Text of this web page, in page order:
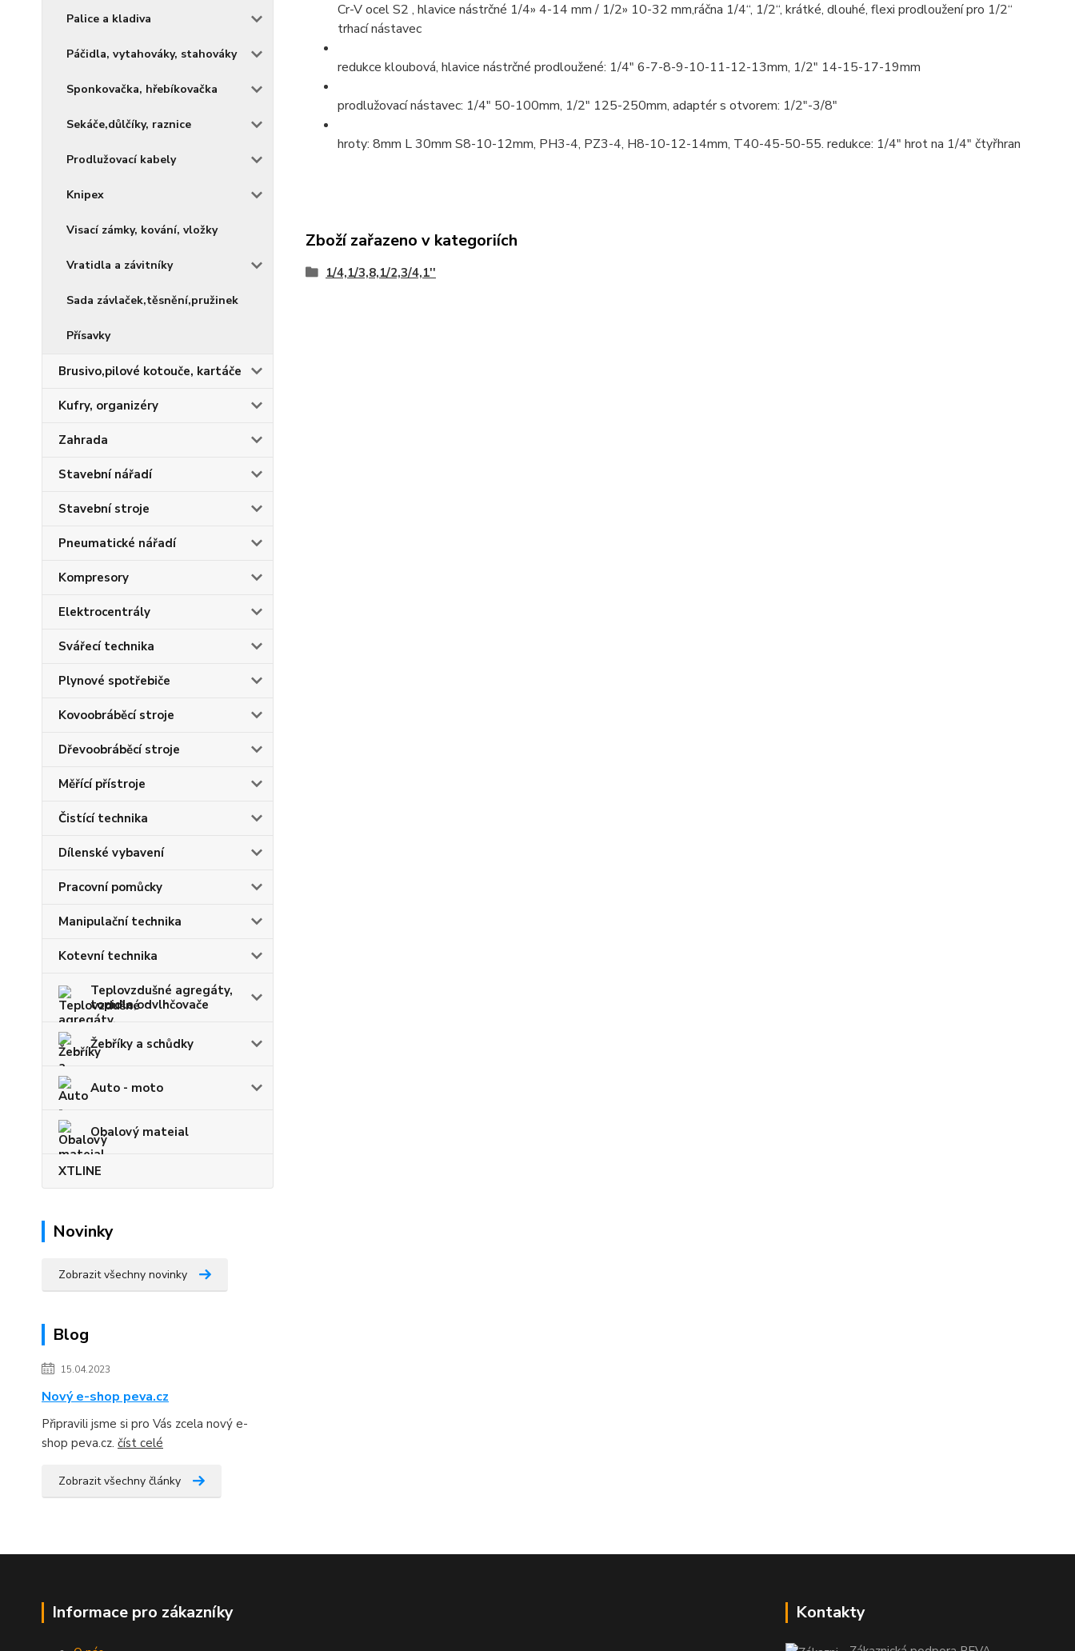
Palice a kladiva
Páčidla, vytahováky, stahováky
Sponkovačka, hřebíkovačka
Sekáče,důlčíky, raznice
Prodlužovací kabely
Knipex
Visací zámky, kování, vložky
Vratidla a závitníky
Sada závlaček,těsnění,pružinek
Přísavky
Brusivo,pilové kotouče, kartáče
Kufry, organizéry
Zahrada
Stavební nářadí
Stavební stroje
Pneumatické nářadí
Kompresory
Elektrocentrály
Svářecí technika
Plynové spotřebiče
Kovoobráběcí stroje
Dřevoobráběcí stroje
Měřící přístroje
Čistící technika
Dílenské vybavení
Pracovní pomůcky
Manipulační technika
Kotevní technika
Teplovzdušné agregáty,
topidla,odvlhčovače
Žebříky a schůdky
Auto - moto
Obalový mateial
XTLINE
Novinky
Zobrazit všechny novinky
Blog
15.04.2023
Nový e-shop peva.cz
Připravili jsme si pro Vás zcela nový e-
shop peva.cz. číst celé
Zobrazit všechny články
Cr-V ocel S2 , hlavice nástrčné 1/4» 4-14 mm / 1/2» 10-32 mm,ráčna 1/4“, 1/2“, krátké, dlouhé, flexi prodloužení pro 1/2“
trhací nástavec
redukce kloubová, hlavice nástrčné prodloužené: 1/4" 6-7-8-9-10-11-12-13mm, 1/2" 14-15-17-19mm
prodlužovací nástavec: 1/4" 50-100mm, 1/2" 125-250mm, adaptér s otvorem: 1/2"-3/8"
hroty: 8mm L 30mm S8-10-12mm, PH3-4, PZ3-4, H8-10-12-14mm, T40-45-50-55. redukce: 1/4" hrot na 1/4" čtyřhran
Zboží zařazeno v kategoriích
1/4,1/3,8,1/2,3/4,1''
Informace pro zákazníky Kontakty